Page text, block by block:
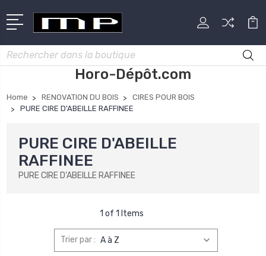
Rechercher
Horo-Dépôt.com
Home RENOVATION DU BOIS
CIRES POUR BOIS
PURE CIRE D'ABEILLE RAFFINEE
PURE CIRE D'ABEILLE
RAFFINEE
PURE CIRE D'ABEILLE RAFFINEE
1 of 1 Items
Trier par :